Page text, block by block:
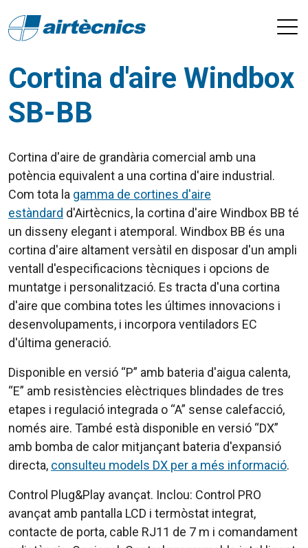
Cortina d'aire Windbox
SB-BB
Cortina d'aire de grandària comercial amb una
potència equivalent a una cortina d'aire industrial.
Com tota la gamma de cortines d'aire
estàndard d'Airtècnics, la cortina d'aire Windbox BB té
un disseny elegant i atemporal. Windbox BB és una
cortina d'aire altament versàtil en disposar d'un ampli
ventall d'especificacions tècniques i opcions de
muntatge i personalització. Es tracta d'una cortina
d'aire que combina totes les últimes innovacions i
desenvolupaments, i incorpora ventiladors EC
d'última generació.
Disponible en versió “P” amb bateria d'aigua calenta,
“E” amb resistències elèctriques blindades de tres
etapes i regulació integrada o “A” sense calefacció,
només aire. També està disponible en versió “DX”
amb bomba de calor mitjançant bateria d'expansió
directa, consulteu models DX per a més informació.
Control Plug&Play avançat. Inclou: Control PRO
avançat amb pantalla LCD i termòstat integrat,
contacte de porta, cable RJ11 de 7 m i comandament